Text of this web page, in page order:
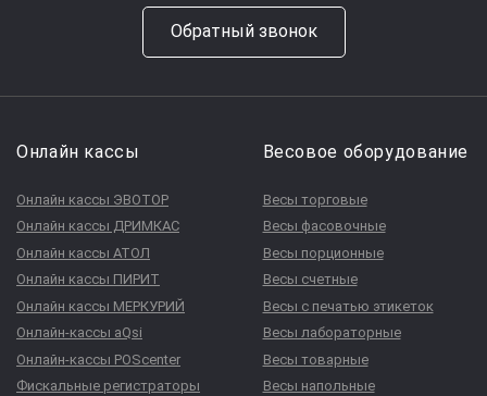
Обратный звонок
Онлайн кассы
Онлайн кассы ЭВОТОР
Онлайн кассы ДРИМКАС
Онлайн кассы АТОЛ
Онлайн кассы ПИРИТ
Онлайн кассы МЕРКУРИЙ
Онлайн-кассы aQsi
Онлайн-кассы POScenter
Фискальные регистраторы
Весовое оборудование
Весы торговые
Весы фасовочные
Весы порционные
Весы счетные
Весы с печатью этикеток
Весы лабораторные
Весы товарные
Весы напольные